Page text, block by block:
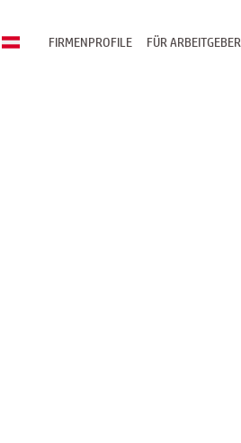
FÜR ARBEITGEBER
FIRMENPROFILE